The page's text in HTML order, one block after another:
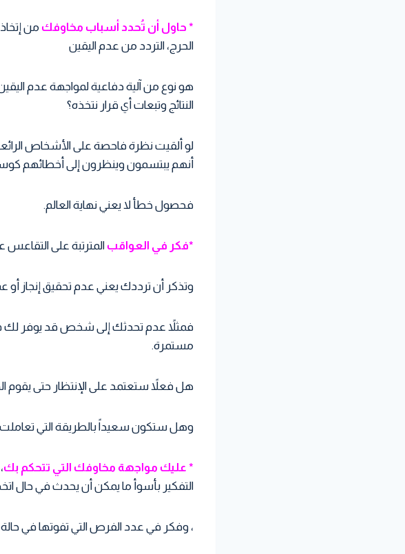
* حاول أن تُحدد أسباب مخاوفك من
الحرج، التردد من عدم اليقين
هو نوع من آلية دفاعية لمواجهة عدم
النتائج وتبعات أي قرار نتخذه؟
لو ألقيت نظرة فاحصة على الأشخاص
أنهم يبتسمون وينظرون إلى أخطائهم
فحصول خطأ لا يعني نهاية العالم.
*فكر في العواقب المترتبة على
وتذكر أن ترددك يعني عدم تحقيق إنجاز
فمثلاً عدم تحدثك إلى شخص قد يوفر لك
مستمرة.
هل فعلاً ستعتمد على الإنتظار حتى يقوم
وهل ستكون سعيداً بالطريقة التي
* عليك مواجهة مخاوفك التي تتحكم بك
التفكير بأسوأ ما يمكن أن يحدث في حال
، وفكر في عدد الفرص التي تفوتها في حالة